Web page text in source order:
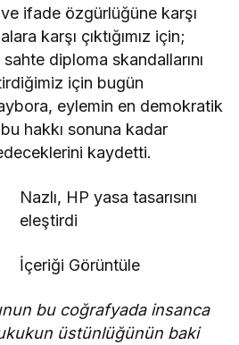
ifade özgürlüğüne karşı
karşı çıktığımız için;
diploma skandallarını
için bugün
eylemin en demokratik
hakkı sonuna kadar
kaydetti.
Nazlı, HP yasa tasarısını
eleştirdi
İçeriği Görüntüle
bu coğrafyada insanca
üstünlüğünün baki